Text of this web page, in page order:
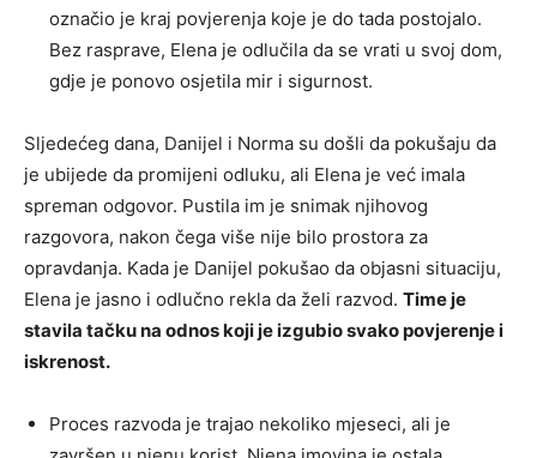
označio je kraj povjerenja koje je do tada postojalo.
Bez rasprave, Elena je odlučila da se vrati u svoj dom,
gdje je ponovo osjetila mir i sigurnost.
Sljedećeg dana, Danijel i Norma su došli da pokušaju da
je ubijede da promijeni odluku, ali Elena je već imala
spreman odgovor. Pustila im je snimak njihovog
razgovora, nakon čega više nije bilo prostora za
opravdanja. Kada je Danijel pokušao da objasni situaciju,
Elena je jasno i odlučno rekla da želi razvod. Time je
stavila tačku na odnos koji je izgubio svako povjerenje i
iskrenost.
Proces razvoda je trajao nekoliko mjeseci, ali je